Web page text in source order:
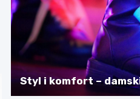
Styl i komfort –